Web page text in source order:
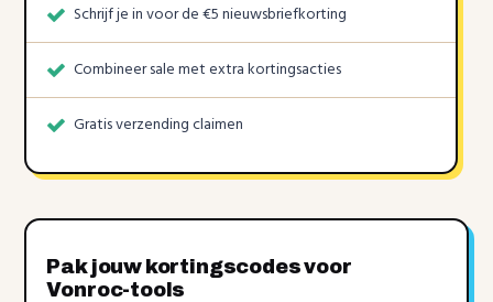
Schrijf je in voor de €5 nieuwsbriefkorting
Combineer sale met extra kortingsacties
Gratis verzending claimen
Pak jouw kortingscodes voor
Vonroc-tools